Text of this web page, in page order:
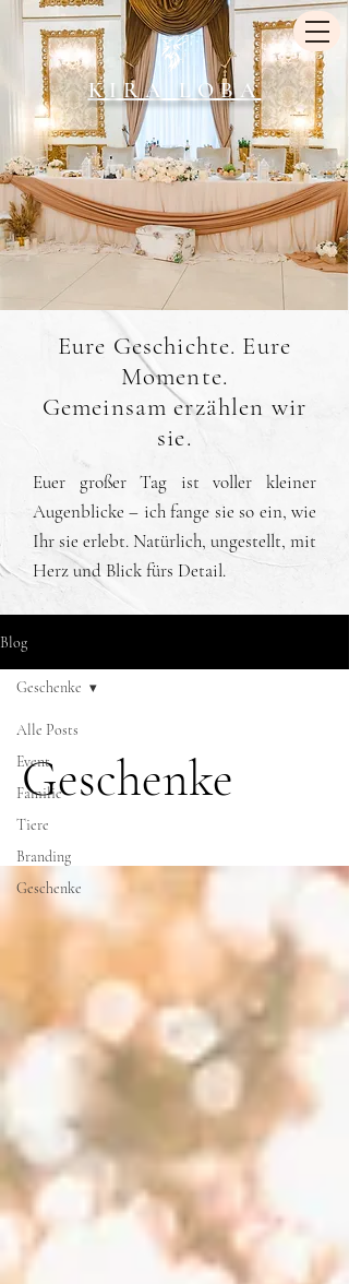
KIRA LOBA
Eure Geschichte. Eure
Momente.
Gemeinsam erzählen wir
sie.
Euer großer Tag ist voller kleiner
Augenblicke – ich fange sie so ein, wie
Ihr sie erlebt. Natürlich, ungestellt, mit
Herz und Blick fürs Detail.
Blog
Alle Posts
Event
Familie
Tiere
Branding
Geschenke
Geschenke
Geschenke